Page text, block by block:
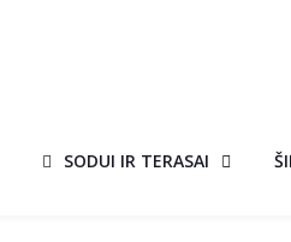
SODUI IR TERASAI